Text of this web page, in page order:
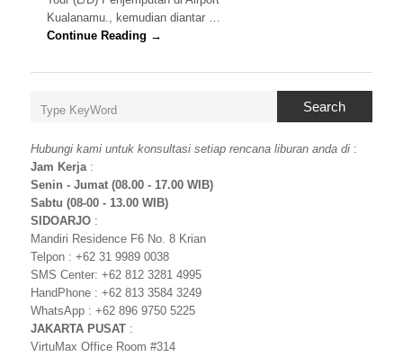
Kualanamu., kemudian diantar …
Continue Reading →
Search
Hubungi kami untuk konsultasi setiap rencana liburan anda di :
Jam Kerja:
Senin - Jumat (08.00 - 17.00 WIB)
Sabtu (08-00 - 13.00 WIB)
SIDOARJO :
Mandiri Residence F6 No. 8 Krian
Telpon : +62 31 9989 0038
SMS Center: +62 812 3281 4995
HandPhone : +62 813 3584 3249
WhatsApp : +62 896 9750 5225
JAKARTA PUSAT :
VirtuMax Office Room #314